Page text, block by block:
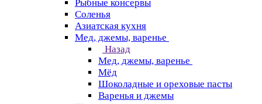
Рыбные консервы
Соленья
Азиатская кухня
Мед, джемы, варенье
Назад
Мед, джемы, варенье
Мёд
Шоколадные и ореховые пасты
Варенья и джемы